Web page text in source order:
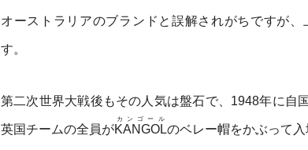
オーストラリアのブランドと誤解されがちですが
す。
第二次世界大戦後もその人気は盤石で、1948年に自
英国チームの全員がKANGOL
カンゴール
のベレー帽をかぶって入